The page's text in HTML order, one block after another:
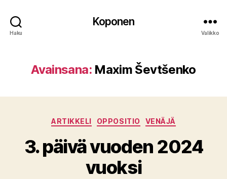
Haku
Koponen
Valikko
Avainsana: Maxim Ševtšenko
Kategoriat
ARTIKKELI OPPOSITIO VENÄJÄ
3. päivä vuoden 2024
vuoksi